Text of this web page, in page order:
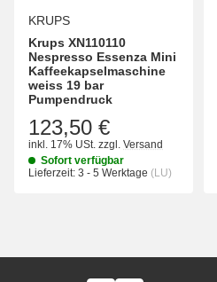
KRUPS
Krups XN110110
Nespresso Essenza Mini
Kaffeekapselmaschine
weiss 19 bar
Pumpendruck
123,50 €
inkl. 17% USt. zzgl. Versand
Sofort verfügbar
Lieferzeit: 3 - 5 Werktage (LU)